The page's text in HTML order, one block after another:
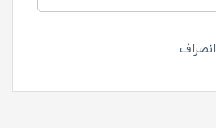
انصراف